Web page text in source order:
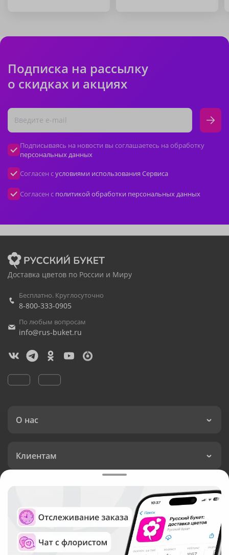
Подписка на рассылку
о скидках и акциях
Подписываясь на новости вы соглашаетесь на обработку
персональных данных
Согласен сусловиями использования Сервиса
Согласен с политикой обработки персональных данных
Доставка цветов по России и Миру
Бесплатно. Круглосуточно
8-800-333-0905
По любым вопросам
info@rus-buket.ru
О нас
Клиентам
Язык интерфейса: Валюта: